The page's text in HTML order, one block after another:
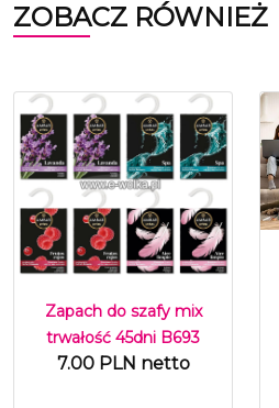
ZOBACZ RÓWNIEŻ
Zapach do szafy mix
trwałość 45dni B693
7.00 PLN netto